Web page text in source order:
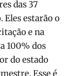
das 37
Eles estarão o
e na
100% dos
do estado
Esse é